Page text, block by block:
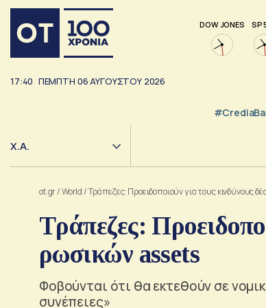
DOW JONES SP
17:40 ΠΕΜΠΤΗ 06ΑΥΓΟΥΣΤΟΥ 2026
Χ.Α.
ot.gr/World /Tράπεζες: Προειδοποιούν για τους κινδύνους
Tράπεζες:
ρωσικών assets
Φοβούνται ότι θα εκτεθούν σε
συνέπειες»